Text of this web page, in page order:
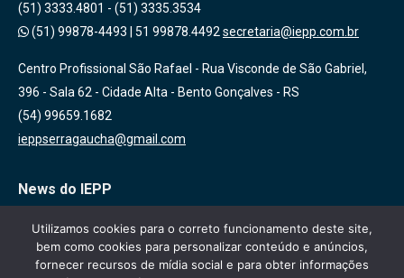
(51) 3333.4801 - (51) 3335.3534
(51) 99878-4493
51 99878.4492 secretaria@iepp.com.br
Centro Profissional São Rafael - Rua Visconde de São Gabriel,
396 - Sala 62 - Cidade Alta - Bento Gonçalves - RS
(54) 99659.1682
ieppserragaucha@gmail.com
News do IEPP
Inscreva-se em nossa lista de emails para receber novidades
sobre nossas atividades, cursos e eventos!
Utilizamos cookies para o correto funcionamento deste site,
bem como cookies para personalizar conteúdo e anúncios,
fornecer recursos de mídia social e para obter informações